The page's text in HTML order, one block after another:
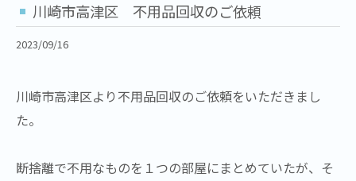
川崎市高津区 不用品回収のご依頼
2023/09/16
川崎市高津区より不用品回収のご依頼をいただきまし
た。
断捨離で不用なものを１つの部屋にまとめていたが、そ